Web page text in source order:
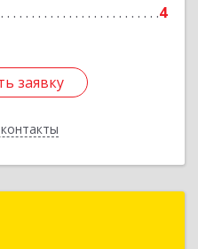
4
заявку
Подробнее
заявку